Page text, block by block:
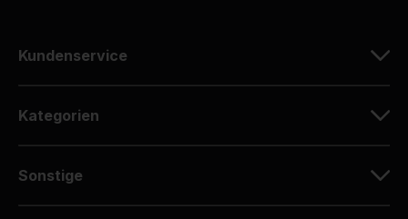
Kundenservice
Kategorien
Sonstige